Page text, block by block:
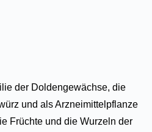
der Doldengewächse, die
und als Arzneimittelpflanze
Früchte und die Wurzeln der